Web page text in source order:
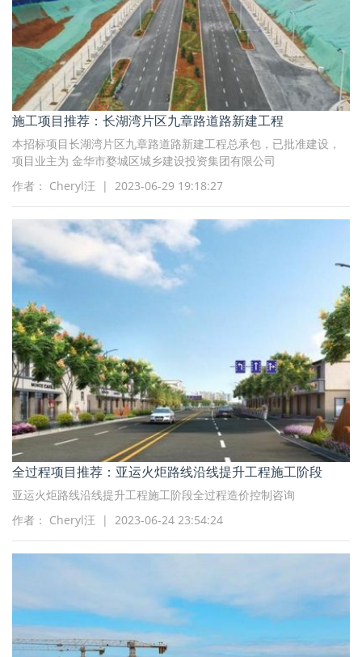
施工项目推荐：长湖湾片区九章路道路新建工程
本招标项目长湖湾片区九章路道路新建工程总承包，已批准建设，
项目业主为 金华市婺城区城乡建设投资集团有限公司
作者： Cheryl汪 | 2023-06-29 19:18:27
全过程项目推荐：亚运火炬路线沿线提升工程施工阶段
亚运火炬路线沿线提升工程施工阶段全过程造价控制咨询
作者： Cheryl汪 | 2023-06-24 23:54:24